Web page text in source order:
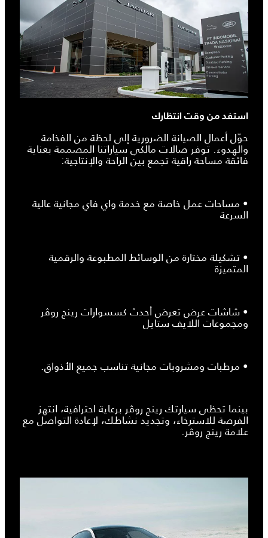
استفد من وقت انتظارك
حوّل أعمال الصيانة الضرورية إلى لحظة من الفخامة
والهدوء. توفر صالات مالكي سياراتنا المصممة بعناية
فائقة مساحة راقية تجمع بين الراحة والإنتاجية:
• مساحات عمل خاصة مع خدمة واي فاي مجانية عالية
السرعة
• تشكيلة مختارة من الوسائط المطبوعة والرقمية
المتميزة
• شاشات عرض تعرض أحدث كسسوارات رينج روڤر
ومجموعات اللايف ستايل
• مرطبات ومشروبات مجانية تناسب جميع الأذواق.
بينما تحظى سيارتك رينج روڤر برعاية احترافية، انتهز
الفرصة للاسترخاء، وتجديد نشاطك، لإعادة التواصل مع
علامة رينج روڤر.